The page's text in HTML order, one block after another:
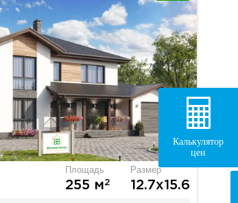
Площадь
255 м2
Размер
12.7х15.6
Калькулятор
цен